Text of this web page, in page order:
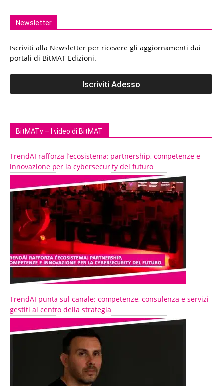
Newsletter
Iscriviti alla Newsletter per ricevere gli aggiornamenti dai
portali di BitMAT Edizioni.
BitMATv – I video di BitMAT
TrendAI rafforza l’ecosistema: partnership, competenze e
innovazione per la cybersecurity del futuro
TrendAI punta sul canale: competenze, consulenza e servizi
gestiti al centro della strategia